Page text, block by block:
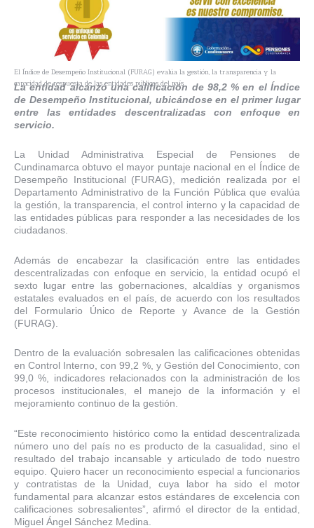
El Índice de Desempeño Institucional (FURAG) evalúa la gestión, la transparencia y la
capacidad de respuesta de las entidades públicas del país.
La entidad alcanzó una calificación de 98,2 % en el Índice
de Desempeño Institucional, ubicándose en el primer lugar
entre las entidades descentralizadas con enfoque en
servicio.
La Unidad Administrativa Especial de Pensiones de
Cundinamarca obtuvo el mayor puntaje nacional en el Índice de
Desempeño Institucional (FURAG), medición realizada por el
Departamento Administrativo de la Función Pública que evalúa
la gestión, la transparencia, el control interno y la capacidad de
las entidades públicas para responder a las necesidades de los
ciudadanos.
Además de encabezar la clasificación entre las entidades
descentralizadas con enfoque en servicio, la entidad ocupó el
sexto lugar entre las gobernaciones, alcaldías y organismos
estatales evaluados en el país, de acuerdo con los resultados
del Formulario Único de Reporte y Avance de la Gestión
(FURAG).
Dentro de la evaluación sobresalen las calificaciones obtenidas
en Control Interno, con 99,2 %, y Gestión del Conocimiento, con
99,0 %, indicadores relacionados con la administración de los
procesos institucionales, el manejo de la información y el
mejoramiento continuo de la gestión.
“Este reconocimiento histórico como la entidad descentralizada
número uno del país no es producto de la casualidad, sino el
resultado del trabajo incansable y articulado de todo nuestro
equipo. Quiero hacer un reconocimiento especial a funcionarios
y contratistas de la Unidad, cuya labor ha sido el motor
fundamental para alcanzar estos estándares de excelencia con
calificaciones sobresalientes”, afirmó el director de la entidad,
Miguel Ángel Sánchez Medina.